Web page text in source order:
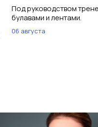
Под руководством
булавами и лентами.
06 августа